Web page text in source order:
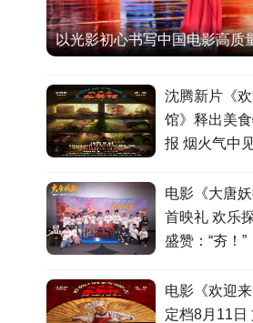
以光影初心书写中国电影高质
沈腾新片《
馆》释出美
报 烟火气中
电影《大唐
首映礼 欢乐
盛赞：“夯！”
电影《欢迎来
定档8月11日